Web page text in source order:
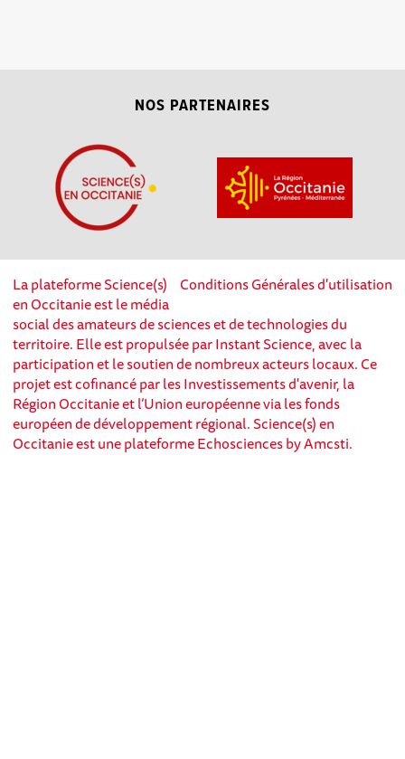
NOS PARTENAIRES
Conditions Générales d'utilisation
La plateforme Science(s)
en Occitanie est le média
social des amateurs de sciences et de technologies du
territoire. Elle est propulsée par Instant Science, avec la
participation et le soutien de nombreux acteurs locaux. Ce
projet est cofinancé par les Investissements d'avenir, la
Région Occitanie et l’Union européenne via les fonds
européen de développement régional. Science(s) en
Occitanie est une plateforme Echosciences by Amcsti.